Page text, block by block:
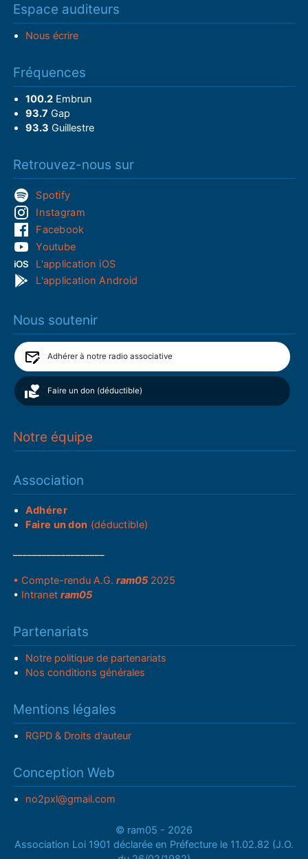
Espace auditeurs
Nous écrire
Fréquences
100.2Embrun
93.7 Gap
93.3 Guillestre
Retrouvez-nous sur
Spotify
Instagram
Facebook
Youtube
L'application iOS
L'application Android
Nous soutenir
Adhérer à notre radio associative
Faire un don (déductible)
Notre équipe
Association
Adhérer
Faire un don (déductible)
• Compte-rendu A.G.ram05 2025
• Intranetram05
Partenariats
Notre politique de partenariats
Nos conditions générales
Mentions légales
RGPD & Droits d'auteur
Conception Web
no2pxl@gmail.com
© ram05 - 2026
Association Loi 1901 déclarée en Préfecture le 11.02.82 (J.O.